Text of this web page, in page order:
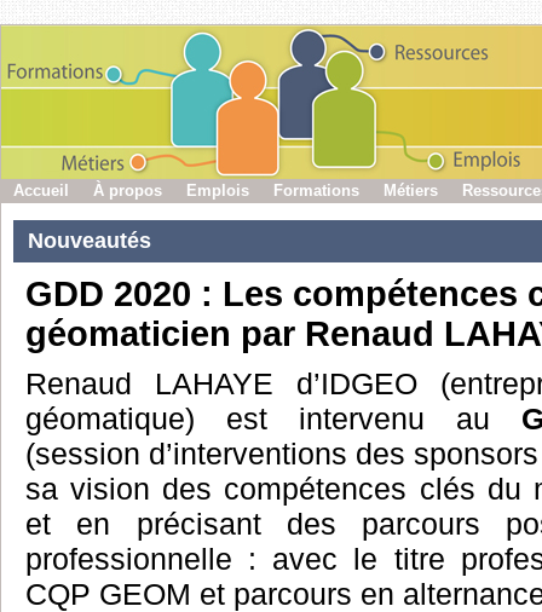
Accueil À propos Emplois Formations Métiers
Nouveautés
GDD 2020 : Les compétences
géomaticien par Renaud
Renaud LAHAYE d’IDGEO
géomatique) est intervenu au
(session d’interventions des
sa vision des compétences clés du
et en précisant des parcours
professionnelle : avec le titre
CQP GEOM et parcours en